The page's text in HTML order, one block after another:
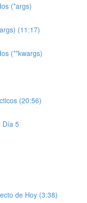
(*args)
(11:17)
(**kwargs)
(20:56)
Día 5
de Hoy (3:38)